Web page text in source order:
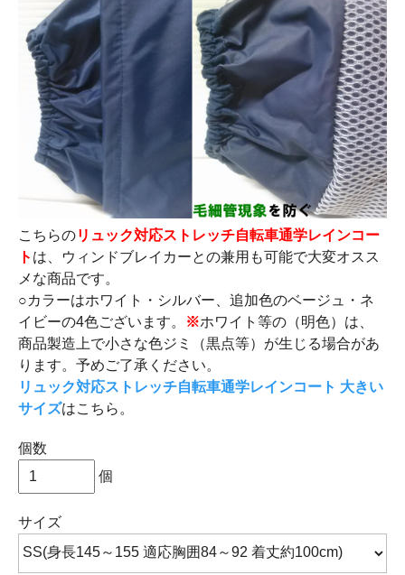
こちらのリュック対応ストレッチ自転車通学レインコー
ト は、ウィンドブレイカーとの兼用も可能で大変オスス
メな商品です。
○カラーはホワイト・シルバー、追加色のベージュ・ネ
イビーの4色ございます。
※ホワイト等の（明色）は、
商品製造上で小さな色ジミ（黒点等）が生じる場合があ
ります。予めご了承ください。
リュック対応ストレッチ自転車通学レインコート 大きい
サイズはこちら。
個数
個
サイズ